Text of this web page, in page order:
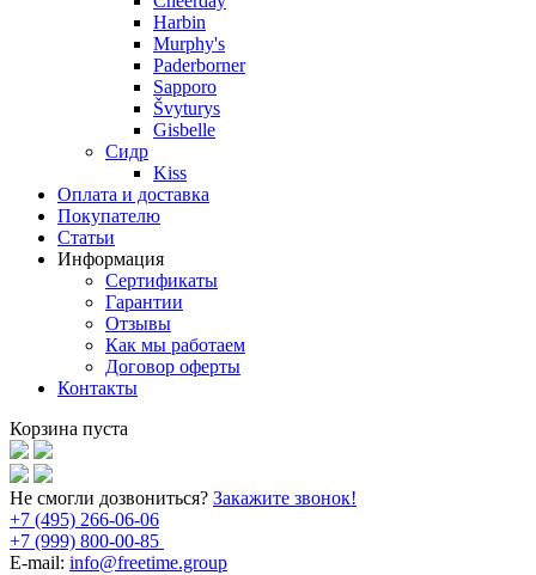
Harbin
Murphy's
Paderborner
Sapporo
Švyturys
Gisbelle
Сидр
Kiss
Оплата и доставка
Покупателю
Статьи
Информация
Сертификаты
Гарантии
Отзывы
Как мы работаем
Договор оферты
Контакты
Корзина пуста
Не смогли дозвониться? Закажите звонок!
+7 (495) 266-06-06
+7 (999) 800-00-85
E-mail: info@freetime.group